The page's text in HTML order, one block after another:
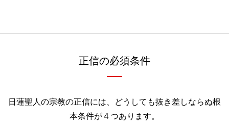
正信の必須条件
日蓮聖人の宗教の正信には、どうしても抜き差しならぬ根
本条件が４つあります。